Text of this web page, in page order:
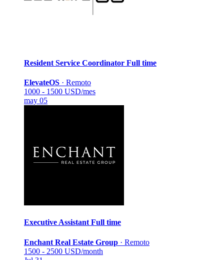
Resident Service Coordinator Full time
ElevateOS · Remoto
1000 - 1500 USD/mes
may 05
Executive Assistant Full time
Enchant Real Estate Group · Remoto
1500 - 2500 USD/month